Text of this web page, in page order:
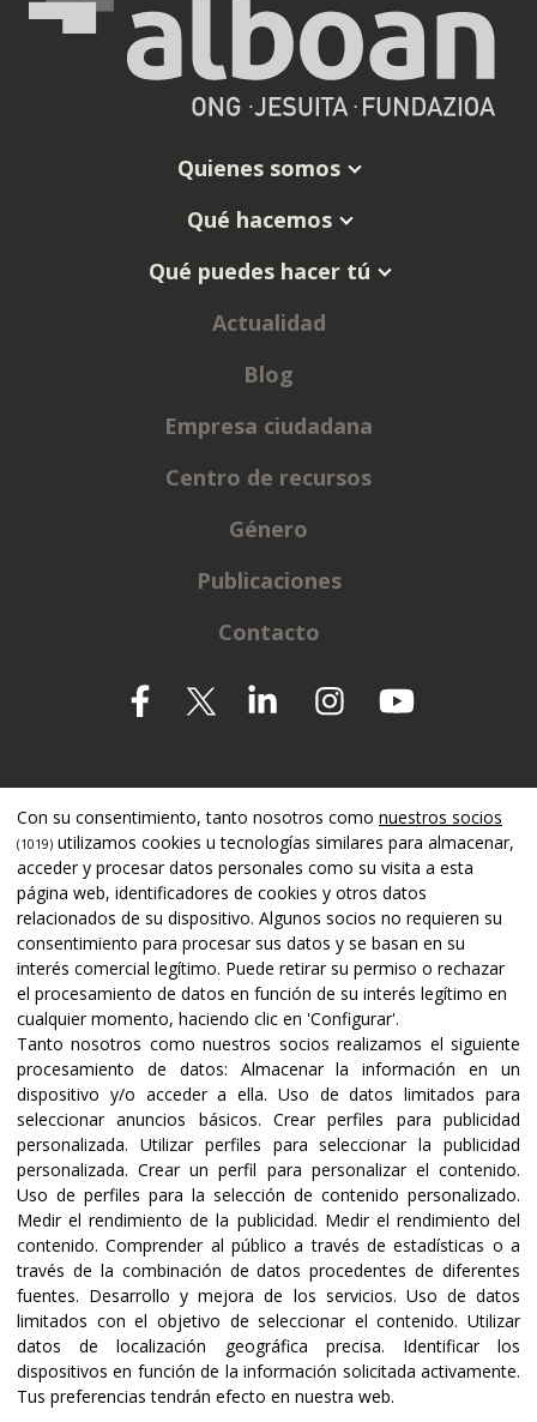
Quienes somos
Qué hacemos
Qué puedes hacer tú
Actualidad
Blog
Empresa ciudadana
Centro de recursos
Género
Publicaciones
Contacto
Certificaciones y acreditaciones
Con su consentimiento, tanto nosotros como nuestros socios
(1019) utilizamos cookies u tecnologías similares para almacenar,
acceder y procesar datos personales como su visita a esta
página web, identificadores de cookies y otros datos
relacionados de su dispositivo. Algunos socios no requieren su
consentimiento para procesar sus datos y se basan en su
interés comercial legítimo. Puede retirar su permiso o rechazar
el procesamiento de datos en función de su interés legítimo en
cualquier momento, haciendo clic en 'Configurar'.
Tanto nosotros como nuestros socios realizamos el siguiente
procesamiento de datos: Almacenar la información en un
dispositivo y/o acceder a ella. Uso de datos limitados para
seleccionar anuncios básicos.Crear perfiles para publicidad
personalizada. Utilizar perfiles para seleccionar la publicidad
personalizada.Crear un perfil para personalizar el contenido.
Uso de perfiles para la selección de contenido personalizado.
Medir el rendimiento de la publicidad. Medir el rendimiento del
contenido.Comprender al público a través de estadísticas o a
través de la combinación de datos procedentes de diferentes
fuentes. Desarrollo y mejora de los servicios. Uso de datos
limitados con el objetivo de seleccionar el contenido. Utilizar
datos de localización geográfica precisa. Identificar los
dispositivos en función de la información solicitada activamente.
Tus preferencias tendrán efecto en nuestra web.